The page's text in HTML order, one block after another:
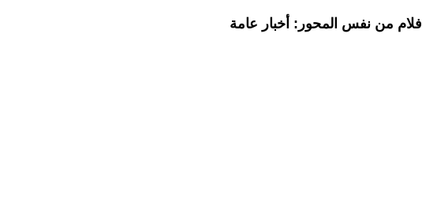
افلام من نفس المحور: أخبار عامة